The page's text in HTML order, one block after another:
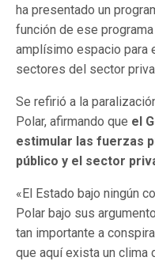
ha presentado un
función de ese
amplísimo espacio para
sectores del sector
Se refirió a la
Polar, afirmando que el
estimular las fuerzas
público y el sector
«El Estado bajo ningún
Polar bajo sus
tan importante a
que aquí exista un clima